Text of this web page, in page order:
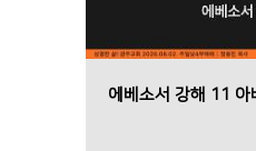
에베소서 강해 11 아